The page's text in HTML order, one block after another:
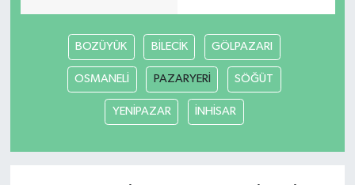
BOZÜYÜK BİLECİK GÖLPAZARI
OSMANELİ PAZARYERİ SÖĞÜT
YENİPAZAR İNHİSAR